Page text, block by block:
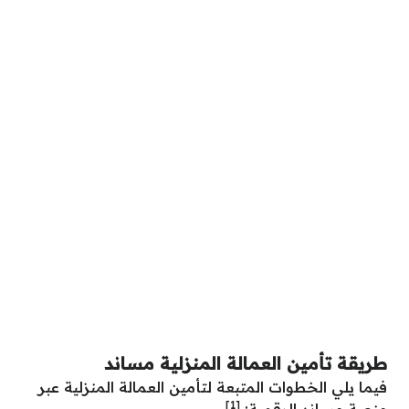
طريقة تأمين العمالة المنزلية مساند
فيما يلي الخطوات المتبعة لتأمين العمالة المنزلية عبر
[1]